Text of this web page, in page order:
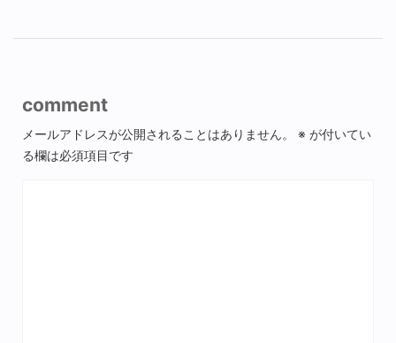
comment
メールアドレスが公開されることはありません。 ※ が付いてい
る欄は必須項目です